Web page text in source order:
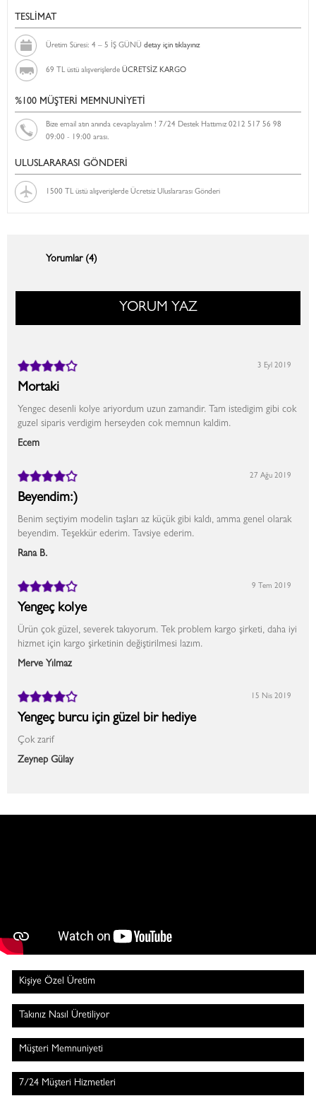
TESLİMAT
Üretim Süresi: 4 – 5 İŞ GÜNÜ detay için tıklayınız
69 TL üstü alışverişlerde ÜCRETSİZ KARGO
%100 MÜŞTERİ MEMNUNİYETİ
Bize email atın anında cevaplayalım ! 7/24 Destek Hattımız 0212 517 56 98
09:00 - 19:00 arası.
ULUSLARARASI GÖNDERİ
1500 TL üstü alışverişlerde Ücretsiz Uluslararası Gönderi
Yorumlar (4)
YORUM YAZ
Mortaki
Yengec desenli kolye ariyordum uzun zamandir. Tam istedigim gibi cok
guzel siparis verdigim herseyden cok memnun kaldim.
Ecem
3 Eyl 2019
Beyendim:)
Benim seçtiyim modelin taşları az küçük gibi kaldı, amma genel olarak
beyendim. Teşekkür ederim. Tavsiye ederim.
Rana B.
27 Ağu 2019
Yengeç kolye
Ürün çok güzel, severek takıyorum. Tek problem kargo şirketi, daha iyi
hizmet için kargo şirketinin değiştirilmesi lazım.
Merve Yılmaz
9 Tem 2019
Yengeç burcu için güzel bir hediye
Çok zarif
Zeynep Gülay
15 Nis 2019
Kişiye Özel Üretim
Takınız Nasıl Üretiliyor
Müşteri Memnuniyeti
7/24 Müşteri Hizmetleri